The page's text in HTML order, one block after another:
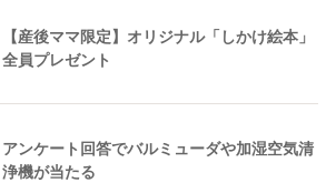
【産後ママ限定】オリジナル「しかけ絵本」
全員プレゼント
アンケート回答でバルミューダや加湿空気清
浄機が当たる